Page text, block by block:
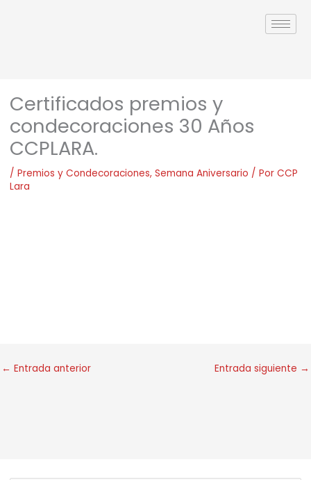
Certificados premios y
condecoraciones 30 Años
CCPLARA.
/ Premios y Condecoraciones, Semana Aniversario / Por CCP
Lara
← Entrada anterior Entrada siguiente →